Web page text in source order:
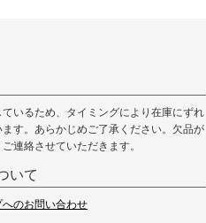
いるため、タイミングにより在庫にずれ
す。あらかじめご了承ください。欠品が
連絡させていただきます。
いて
のお問い合わせ